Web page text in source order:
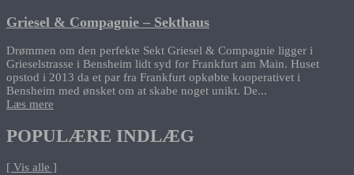
Griesel & Compagnie – Sekthaus
Drømmen om den perfekte Sekt Griesel & Compagnie ligger i
Grieselstrasse i Bensheim lidt syd for Frankfurt am Main. Huset
opstod i 2013 da et par fra Frankfurt opkøbte kooperativet i
Bensheim med ønsket om at skabe noget unikt. De...
Læs mere
POPULÆRE INDLÆG
[ Vis alle ]